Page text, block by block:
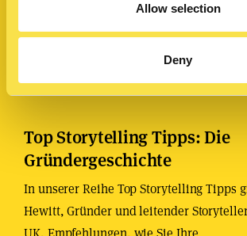
Allow selection
Deny
Top Storytelling Tipps: Die
Gründergeschichte
In unserer Reihe Top Storytelling Tipps
Hewitt, Gründer und leitender